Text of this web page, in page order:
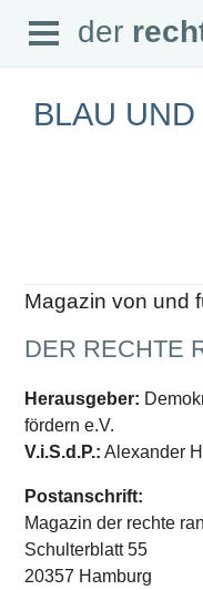
der rechte rand
Magazin
Abonnement
Datenschutz
SCHWERPUNKTE
Schwerpunkte Übersicht
Schwerpunkt AFD-Verbot
Schwerpunkt zur USA und
Schwerpunkt »Identitäre
Schwerpunkt »Reichsbürger«
Open
Menu
der
BLAU
Magazin von und
DER RECHTE
Herausgeber:
fördern e.V.
V.i.S.d.P.: Alexander
Postanschrift:
Magazin der rechte
Schulterblatt 55
20357 Hamburg